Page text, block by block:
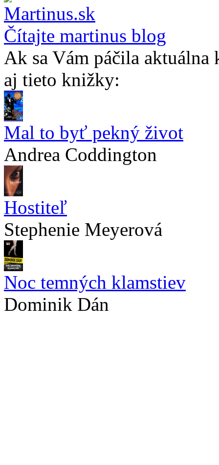
Čítajte martinus blog
Ak sa Vám páčila
aj tieto knižky:
Mal to byť pekný život
Andrea Coddington
Hostiteľ
Stephenie Meyerová
Noc temných klamstiev
Dominik Dán